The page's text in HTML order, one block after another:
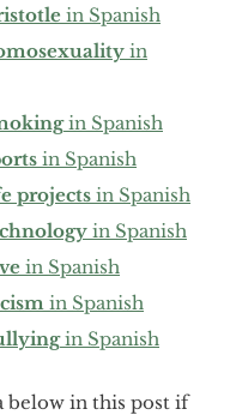
in Spanish
in
in Spanish
in Spanish
projects in Spanish
in Spanish
in Spanish
in Spanish
in Spanish
below in this post if